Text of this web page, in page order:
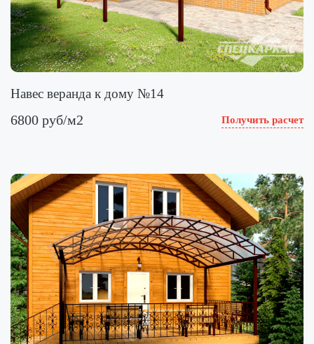
Навес веранда к дому №14
6800 руб/м2 Получить расчет